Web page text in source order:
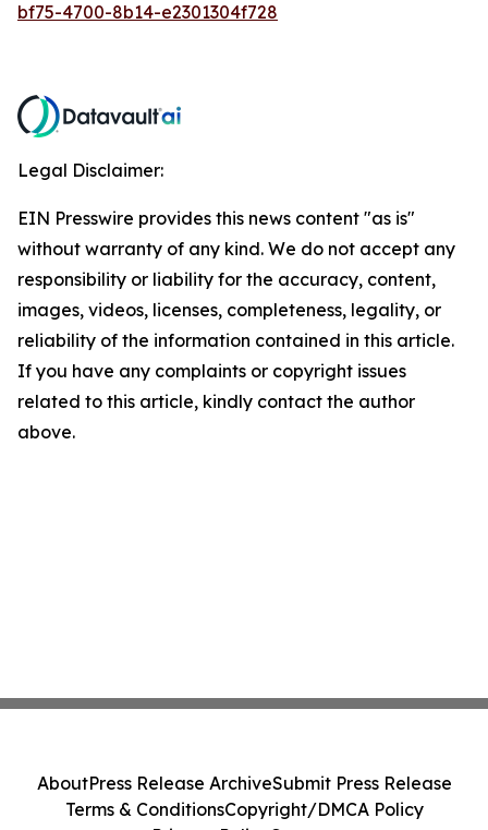
bf75-4700-8b14-e2301304f728
Legal Disclaimer:
EIN Presswire provides this news content "as is"
without warranty of any kind. We do not accept any
responsibility or liability for the accuracy, content,
images, videos, licenses, completeness, legality, or
reliability of the information contained in this article.
If you have any complaints or copyright issues
related to this article, kindly contact the author
above.
AboutPress Release ArchiveSubmit Press Release
Terms & ConditionsCopyright/DMCA Policy